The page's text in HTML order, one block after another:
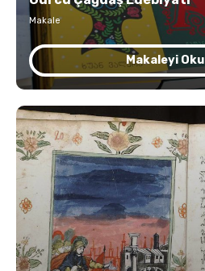
Makale
Makaleyi Oku